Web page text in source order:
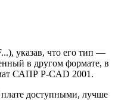
указав, что его тип —
в другом формате, в
САПР P-CAD 2001.
доступными, лучше